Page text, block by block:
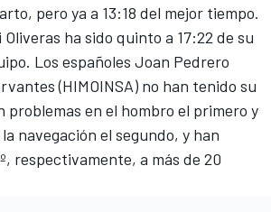
pero ya a 13:18 del mejor tiempo.
ha sido quinto a 17:22 de su
Los españoles Joan Pedrero
(HIMOINSA) no han tenido su
problemas en el hombro el primero y
navegación el segundo, y han
respectivamente, a más de 20